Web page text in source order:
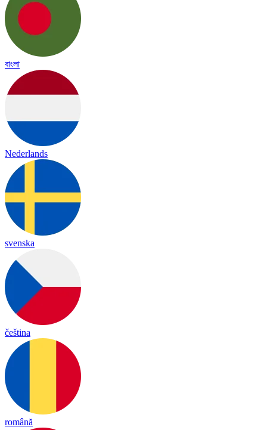
বাংলা
Nederlands
svenska
čeština
română